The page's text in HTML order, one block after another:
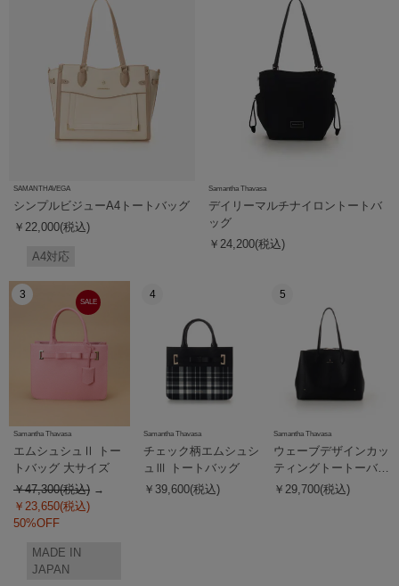
SAMANTHAVEGA
シンプルビジューA4トートバッグ
￥22,000(税込)
A4対応
Samantha Thavasa
デイリーマルチナイロントートバ
ッグ
￥24,200(税込)
3
SALE
Samantha Thavasa
エムシュシュⅡ トー
トバッグ 大サイズ
￥47,300(税込)
￥23,650(税込)
50%OFF
MADE IN
JAPAN
4
Samantha Thavasa
チェック柄エムシュシ
ュⅢ トートバッグ
￥39,600(税込)
5
Samantha Thavasa
ウェーブデザインカッ
ティングトートーバッ
グ
￥29,700(税込)